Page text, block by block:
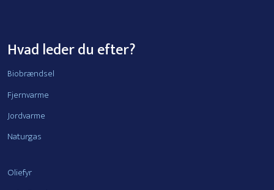
Hvad leder du efter?
Biobrændsel
Fjernvarme
Jordvarme
Naturgas
Oliefyr